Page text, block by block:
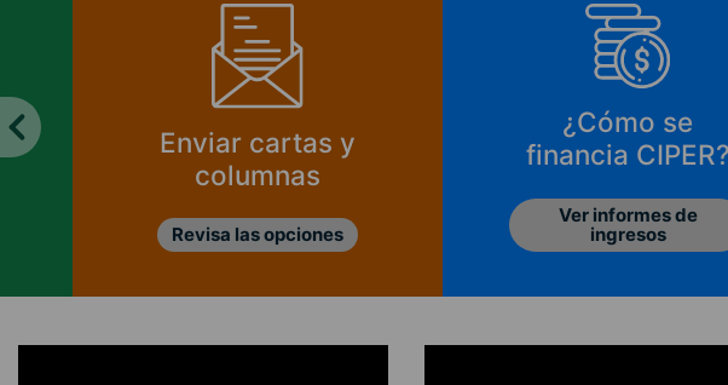
Enviar cartas y
columnas
Revisa las opciones
¿Cómo se
financia CIPER?
Ver informes de
ingresos